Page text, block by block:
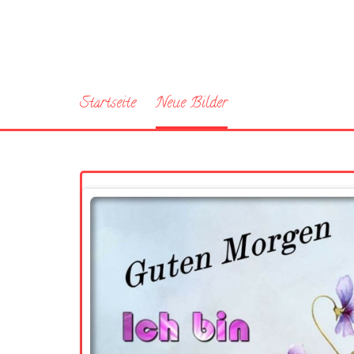
Startseite Neue Bilder